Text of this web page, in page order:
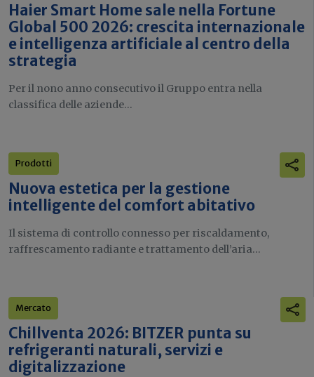
Haier Smart Home sale nella Fortune
Global 500 2026: crescita internazionale
e intelligenza artificiale al centro della
strategia
Per il nono anno consecutivo il Gruppo entra nella
classifica delle aziende...
Prodotti
Nuova estetica per la gestione
intelligente del comfort abitativo
Il sistema di controllo connesso per riscaldamento,
raffrescamento radiante e trattamento dell’aria...
Mercato
Chillventa 2026: BITZER punta su
refrigeranti naturali, servizi e
digitalizzazione